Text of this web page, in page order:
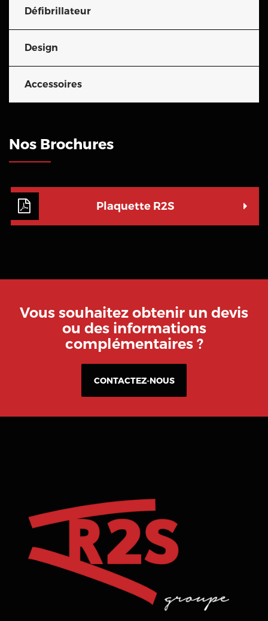
Défibrillateur
Design
Accessoires
Nos Brochures
Plaquette R2S
Vous souhaitez obtenir un devis
ou des informations
complémentaires ?
CONTACTEZ-NOUS